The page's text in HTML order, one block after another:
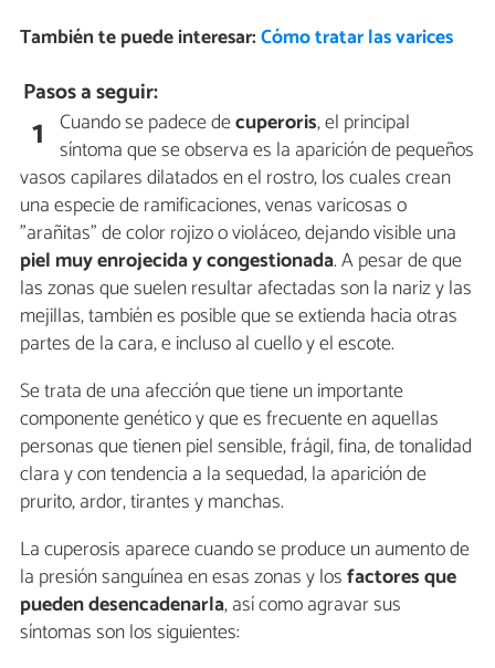
También te puede interesar:Cómo tratar las varices
Pasos a seguir:
1 Cuando se padece decuperoris, el principal
síntoma que se observa es la aparición de pequeños
vasos capilares dilatados en el rostro, los cuales crean
una especie de ramificaciones, venas varicosas o
"arañitas" de color rojizo o violáceo, dejando visible una
piel muy enrojecida y congestionada. A pesar de que
las zonas que suelen resultar afectadas son la nariz y las
mejillas, también es posible que se extienda hacia otras
partes de la cara, e incluso al cuello y el escote.
Se trata de una afección que tiene un importante
componente genético y que es frecuente en aquellas
personas que tienen piel sensible, frágil, fina, de tonalidad
clara y con tendencia a la sequedad, la aparición de
prurito, ardor, tirantes y manchas.
La cuperosis aparece cuando se produce un aumento de
la presión sanguínea en esas zonas y losfactores que
pueden desencadenarla, así como agravar sus
síntomas son los siguientes: